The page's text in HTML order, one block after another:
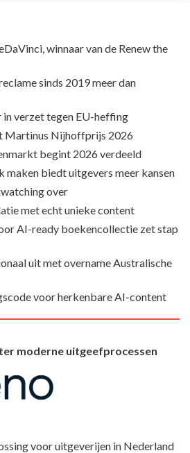
winnaar van de Renew the
sinds 2019 meer dan
verzet tegen EU-heffing
Martinus Nijhoffprijs 2026
begint 2026 verdeeld
biedt uitgevers meer kansen
over
met echt unieke content
AI-ready boekencollectie zet stap
uit met overname Australische
voor herkenbare AI-content
moderne uitgeefprocessen
voor uitgeverijen in Nederland